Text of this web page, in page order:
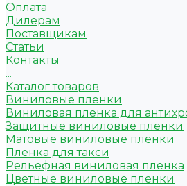
Оплата
Дилерам
Поставщикам
Статьи
Контакты
...
Каталог товаров
Виниловые пленки
Виниловая пленка для
Защитные виниловые пленки
Матовые виниловые пленки
Пленка для такси
Рельефная виниловая пленка
Цветные виниловые пленки